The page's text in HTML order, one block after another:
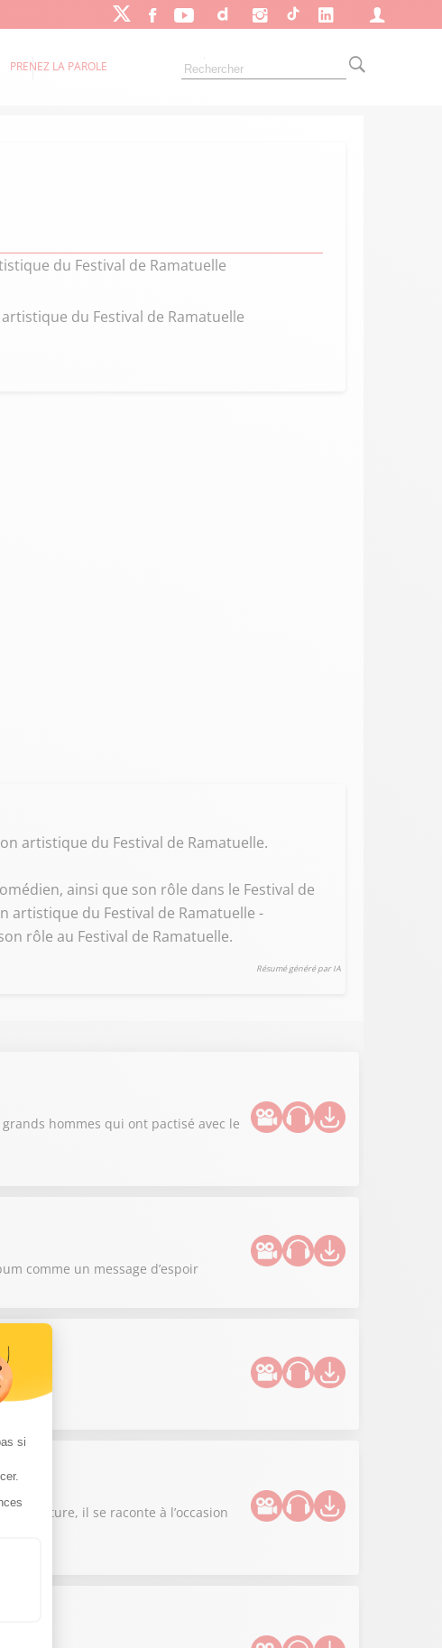
PRENEZ LA PAROLE
du Festival de Ramatuelle
du Festival de Ramatuelle
artistique du Festival de Ramatuelle.
ainsi que son rôle dans le Festival de
artistique du Festival de Ramatuelle -
rôle au Festival de Ramatuelle.
Résumé généré par IA
hommes qui ont pactisé avec le
comme un message d’espoir
par nature, il se raconte à l’occasion